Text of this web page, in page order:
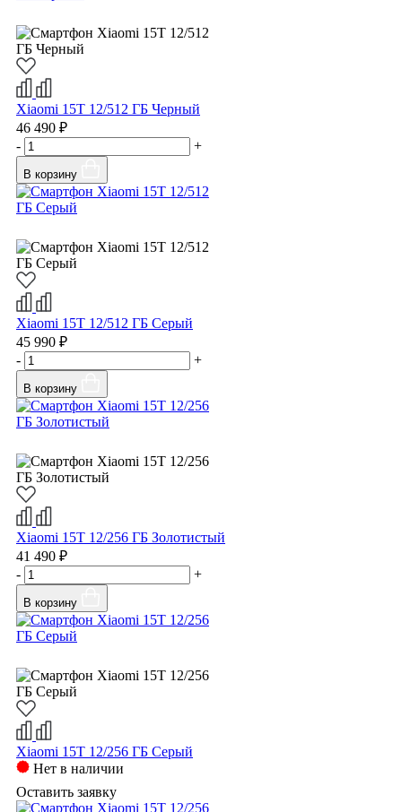
Xiaomi 15T 12/512 ГБ Черный
46 490 ₽
-
+
В корзину
Xiaomi 15T 12/512 ГБ Серый
45 990 ₽
-
+
В корзину
Xiaomi 15T 12/256 ГБ Золотистый
41 490 ₽
-
+
В корзину
Xiaomi 15T 12/256 ГБ Серый
Нет в наличии
Оставить заявку